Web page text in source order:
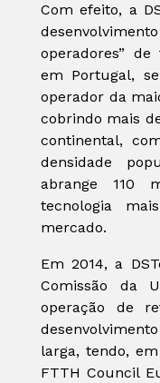
Com efeito, a
operadores”
em Portugal,
operador da
cobrindo mais
continental,
densidade
abrange 110
tecnologia
mercado.
Em 2014, a
Comissão da
operação de
larga, tendo,
FTTH Council